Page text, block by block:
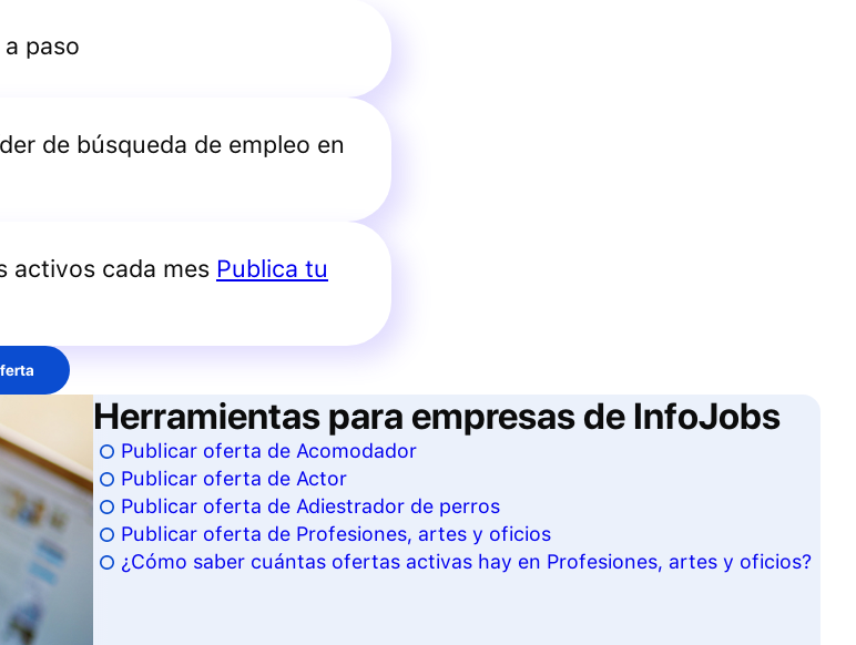
paso
de búsqueda de empleo en
activos cada mes Publica tu
Herramientas para empresas de InfoJobs
Publicar oferta de Acomodador
Publicar oferta de Actor
Publicar oferta de Adiestrador de perros
Publicar oferta de Profesiones, artes y oficios
¿Cómo saber cuántas ofertas activas hay en Profesiones, artes y oficios?